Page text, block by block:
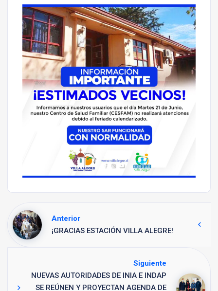
Anterior
¡GRACIAS ESTACIÓN VILLA ALEGRE!
Siguiente
NUEVAS AUTORIDADES DE INIA E INDAP
SE REÚNEN Y PROYECTAN AGENDA DE